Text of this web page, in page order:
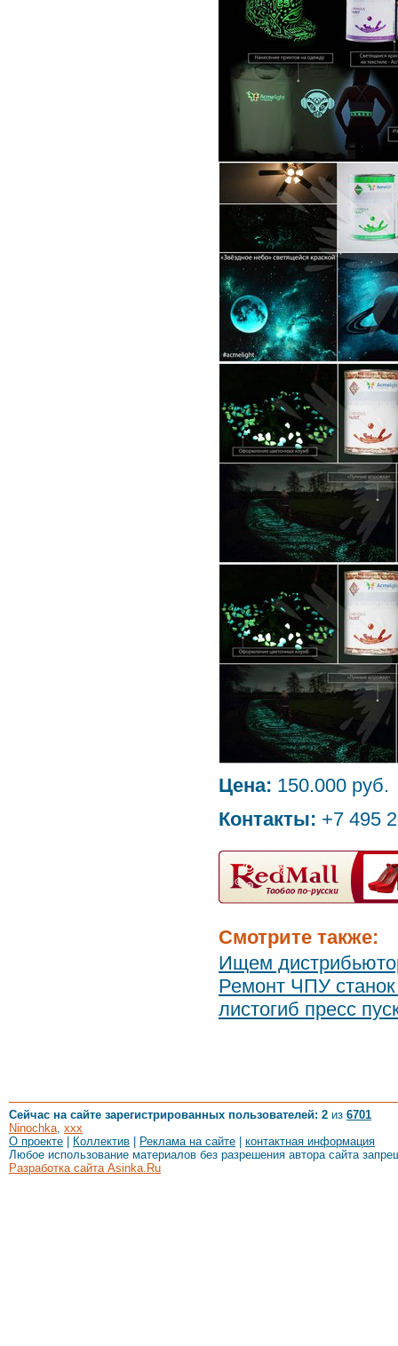
Цена: 150.000 руб.
Контакты: +7 495
Смотрите также:
Ищем
Ремонт ЧПУ
листогиб пресс
Сейчас на сайте зарегистрированных пользователей: 2 из 6701
Ninochka, xxx
О проекте
Коллектив Реклама на сайте
контактная информация
Любое использование материалов без разрешения автора сайта
Разработка сайта Asinka.Ru